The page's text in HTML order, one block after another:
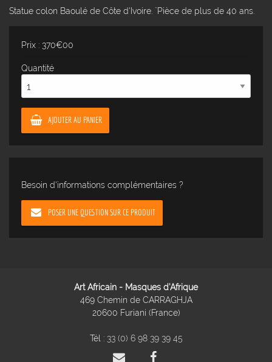
Statue colon Baoulé de Côte d'Ivoire. ¨Pièce de plus de 40 ans.
Prix : 370€00
Quantité
AJOUTER AU PANIER
Besoin d'informations complémentaires ?
POSER UNE QUESTION SUR CE PRODUIT
Art Africain - Masques d'Afrique
469 Chemin de CARRAGHJA
20600 Furiani (France)
Tél : 33 (0) 6 98 39 39 45